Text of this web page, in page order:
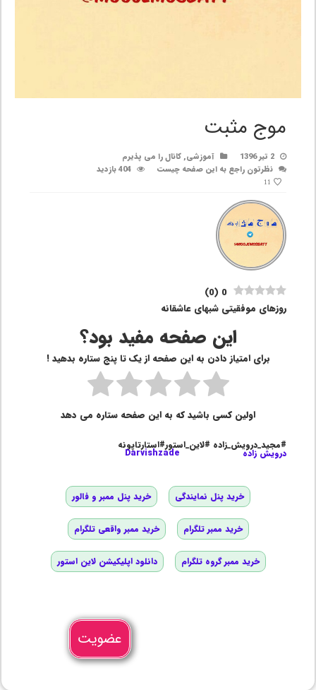
موج مثبت
2 تیر 1396 آموزشی,کانال را می پذیرم
نظرتون راجع به این صفحه چیست
404 بازدید
11
0
(
0
)
روزهای موفقیتی شبهای عاشقانه
این صفحه مفید بود؟
برای امتیاز دادن به این صفحه از یک تا پنج ستاره بدهید !
اولین کسی باشید که به این صفحه ستاره می دهد
#مجید_درویش_زاده #لاین_استور#استارتاپونه
درویش زاده Darvishzade
خرید پنل نمایندگی خرید پنل ممبر و فالور
خرید ممبر تلگرام خرید ممبر واقعی تلگرام
خرید ممبر گروه تلگرام دانلود اپلیکیشن لاین استور
عضویت